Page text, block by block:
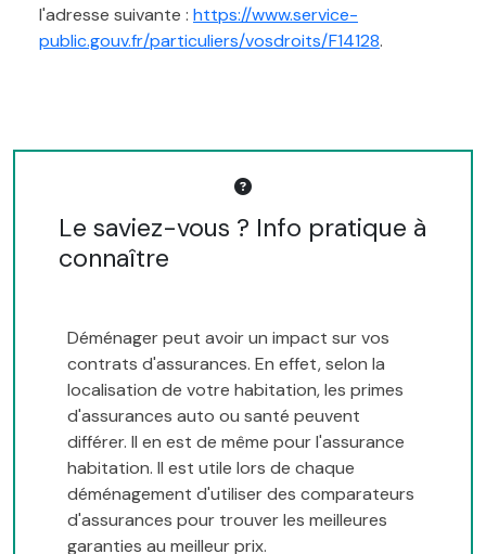
l'adresse suivante : https://www.service-
public.gouv.fr/particuliers/vosdroits/F14128.
Le saviez-vous ? Info pratique à
connaître
Déménager peut avoir un impact sur vos
contrats d'assurances. En effet, selon la
localisation de votre habitation, les primes
d'assurances auto ou santé peuvent
différer. Il en est de même pour l'assurance
habitation. Il est utile lors de chaque
déménagement d'utiliser des comparateurs
d'assurances pour trouver les meilleures
garanties au meilleur prix.